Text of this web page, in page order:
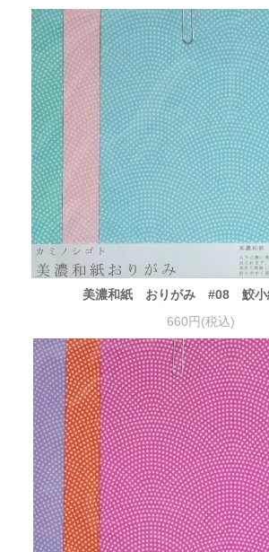
美濃和紙 おりがみ #08 鮫
660円(税込)